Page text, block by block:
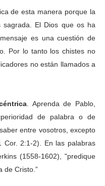
de esta manera porque la
El Dios que os ha
es una cuestión de
Por lo tanto los chistes no
no están llamados a
. Aprenda de Pablo,
de palabra o de
entre vosotros, excepto
Cor. 2:1-2). En las palabras
(1558-1602), "predique
de Cristo.”